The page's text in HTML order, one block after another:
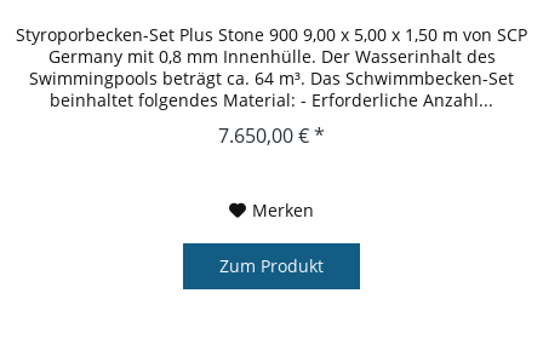
Styroporbecken-Set Plus Stone 900 9,00 x 5,00 x 1,50 m von SCP
Germany mit 0,8 mm Innenhülle. Der Wasserinhalt des
Swimmingpools beträgt ca. 64 m³. Das Schwimmbecken-Set
beinhaltet folgendes Material: - Erforderliche Anzahl...
7.650,00 € *
Merken
Zum Produkt